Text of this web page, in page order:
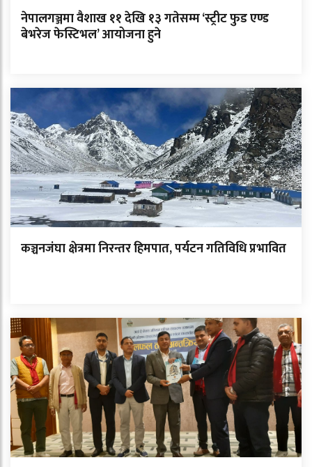
नेपालगञ्जमा वैशाख ११ देखि १३ गतेसम्म ‘स्ट्रीट फुड एण्ड
बेभरेज फेस्टिभल’ आयोजना हुने
कञ्चनजंघा क्षेत्रमा निरन्तर हिमपात, पर्यटन गतिविधि प्रभावित